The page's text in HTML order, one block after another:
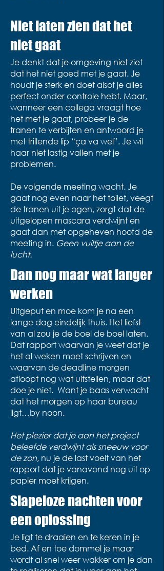
Niet laten zien dat het
niet gaat
Je denkt dat je omgeving niet ziet
dat het niet goed met je gaat. Je
houdt je sterk en doet alsof je alles
perfect onder controle hebt. Maar,
wanneer een collega vraagt hoe
het met je gaat, probeer je de
tranen te verbijten en antwoord je
met trillende lip “ça va wel”. Je wil
haar niet lastig vallen met je
problemen.
De volgende meeting wacht. Je
gaat nog even naar het toilet, veegt
de tranen uit je ogen, zorgt dat de
uitgelopen mascara verdwijnt en
gaat dan met opgeheven hoofd de
meeting in. Geen vuiltje aan de
lucht.​
Dan nog maar wat langer
werken
Uitgeput en moe kom je na een
lange dag eindelijk thuis. Het liefst
van al zou je de boel de boel laten.
Dat rapport waarvan je weet dat je
het al weken moet schrijven en
waarvan de deadline morgen
afloopt nog wat uitstellen, maar dat
doe je niet. Want je baas verwacht
dat het morgen op haar bureau
ligt…by noon.
Het plezier dat je aan het project
beleefde verdwijnt als sneeuw voor
de zon, nu je de last voelt van het
rapport dat je vanavond nog uit op
papier moet krijgen.
Slapeloze nachten voor
een oplossing
Je ligt te draaien en te keren in je
bed. Af en toe dommel je maar
wordt al snel weer wakker om je dan